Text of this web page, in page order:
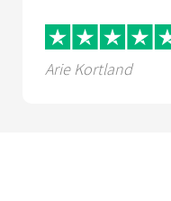
Arie Kortland